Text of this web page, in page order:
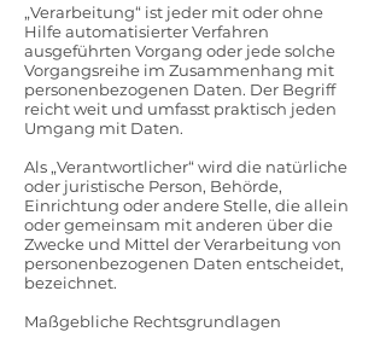
„Verarbeitung“ ist jeder mit oder ohne
Hilfe automatisierter Verfahren
ausgeführten Vorgang oder jede solche
Vorgangsreihe im Zusammenhang mit
personenbezogenen Daten. Der Begriff
reicht weit und umfasst praktisch jeden
Umgang mit Daten.
Als „Verantwortlicher“ wird die natürliche
oder juristische Person, Behörde,
Einrichtung oder andere Stelle, die allein
oder gemeinsam mit anderen über die
Zwecke und Mittel der Verarbeitung von
personenbezogenen Daten entscheidet,
bezeichnet.
Maßgebliche Rechtsgrundlagen